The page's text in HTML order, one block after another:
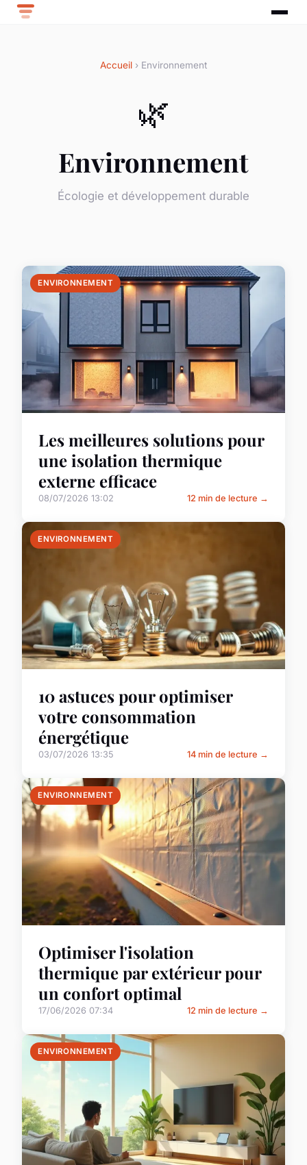
Accueil › Environnement
🌿
Environnement
Écologie et développement durable
ENVIRONNEMENT
Les meilleures solutions pour
une isolation thermique
externe efficace
08/07/2026 13:02 12 min de lecture →
ENVIRONNEMENT
10 astuces pour optimiser
votre consommation
énergétique
03/07/2026 13:35 14 min de lecture →
ENVIRONNEMENT
Optimiser l'isolation
thermique par extérieur pour
un confort optimal
17/06/2026 07:34 12 min de lecture →
ENVIRONNEMENT